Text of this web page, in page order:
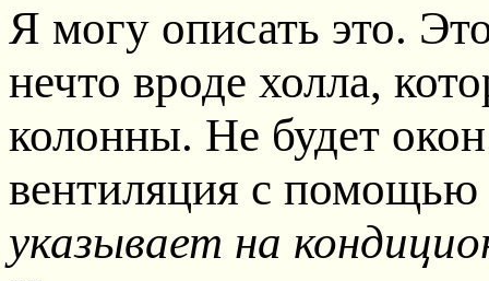
Я могу описать это.
нечто вроде холла,
колонны. Не будет
вентиляция с
указывает на